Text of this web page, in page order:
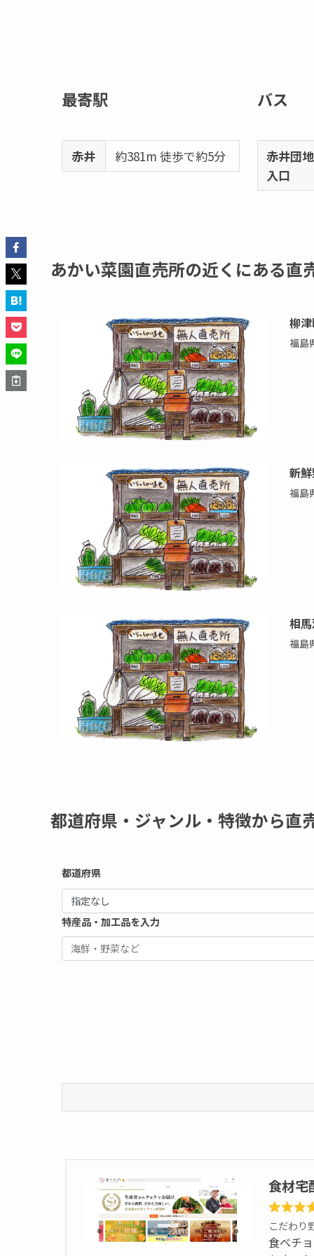
最寄駅
赤井 約381m 徒歩で約5分
バス
赤井団地
入口
あかい菜園直売所の近くにある直
柳
福島
新
福島
相
福島
都道府県・ジャンル・特徴から直
都道府県
特産品・加工品を入力
食材宅
こだわり
食べチ